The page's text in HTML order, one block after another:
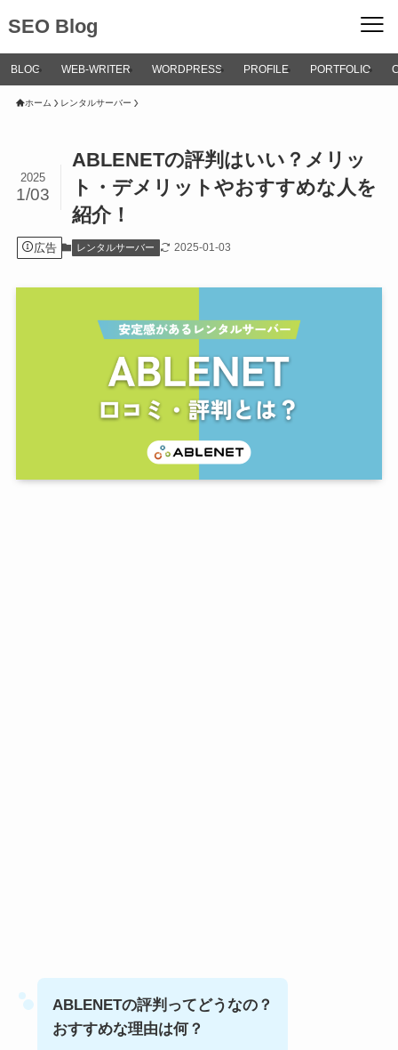
SEO Blog
BLOG WEB-WRITER WORDPRESS PROFILE PORTFOLIO
ホーム レンタルサーバー
ABLENETの評判はいい？メリッ
ト・デメリットやおすすめな人を
紹介！
2025
1/03
広告 レンタルサーバー 2025-01-03
ABLENETの評判ってどうなの？
おすすめな理由は何？